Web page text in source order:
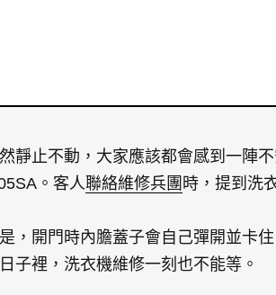
靜止不動，大家應該都會感到一陣
。客人聯絡維修兵團 時，提到洗
，開門時內膽蓋子會自己彈開並卡
子裡，洗衣機維修一刻也不能等。